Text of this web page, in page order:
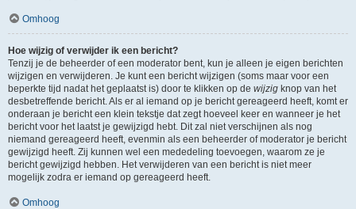
Omhoog
Hoe wijzig of verwijder ik een bericht?
Tenzij je de beheerder of een moderator bent, kun je alleen je eigen berichten
wijzigen en verwijderen. Je kunt een bericht wijzigen (soms maar voor een
beperkte tijd nadat het geplaatst is) door te klikken op de wijzig knop van het
desbetreffende bericht. Als er al iemand op je bericht gereageerd heeft, komt er
onderaan je bericht een klein tekstje dat zegt hoeveel keer en wanneer je het
bericht voor het laatst je gewijzigd hebt. Dit zal niet verschijnen als nog
niemand gereageerd heeft, evenmin als een beheerder of moderator je bericht
gewijzigd heeft. Zij kunnen wel een mededeling toevoegen, waarom ze je
bericht gewijzigd hebben. Het verwijderen van een bericht is niet meer
mogelijk zodra er iemand op gereageerd heeft.
Omhoog